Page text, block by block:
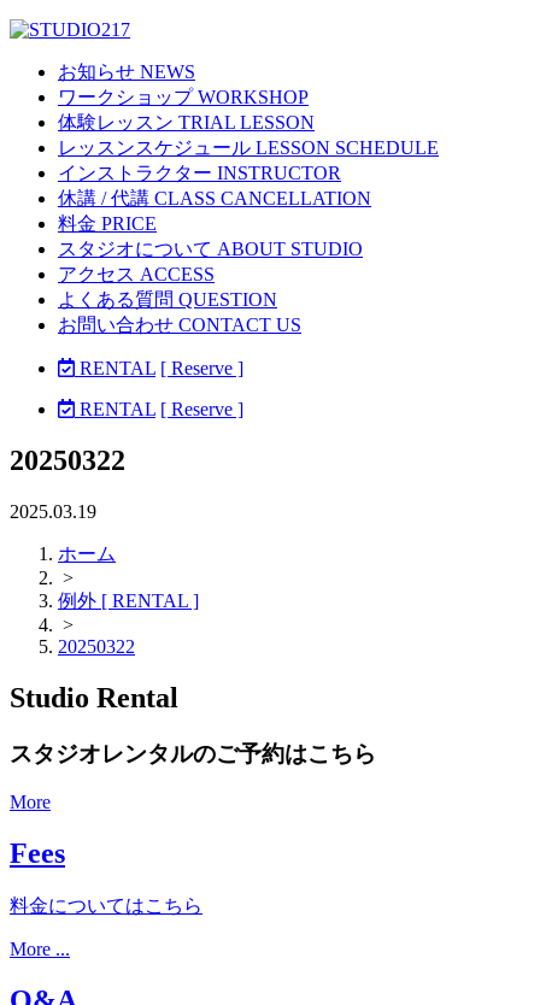
お知らせ NEWS
ワークショップ WORKSHOP
体験レッスン TRIAL LESSON
レッスンスケジュール LESSON SCHEDULE
インストラクター INSTRUCTOR
休講 / 代講 CLASS CANCELLATION
料金 PRICE
スタジオについて ABOUT STUDIO
アクセス ACCESS
よくある質問 QUESTION
お問い合わせ CONTACT US
RENTAL [ Reserve ]
RENTAL [ Reserve ]
20250322
2025.03.19
ホーム
>
例外 [ RENTAL ]
>
20250322
Studio Rental
スタジオレンタルのご予約はこちら
More
Fees
料金についてはこちら
More ...